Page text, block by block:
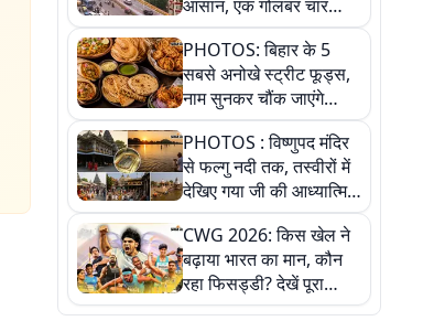
आसान, एक गोलंबर चार
फ्लाईओवर को जोड़ेगा
PHOTOS: बिहार के 5
सबसे अनोखे स्ट्रीट फूड्स,
नाम सुनकर चौंक जाएंगे
लेकिन स्वाद ऐसा कि बार-बार
खाने का करेगा मन
PHOTOS : विष्णुपद मंदिर
से फल्गु नदी तक, तस्वीरों में
देखिए गया जी की आध्यात्मिक
पहचान
CWG 2026: किस खेल ने
बढ़ाया भारत का मान, कौन
रहा फिसड्डी? देखें पूरा
रिपोर्ट कार्ड